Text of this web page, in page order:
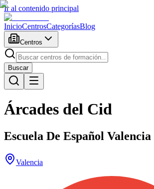
Ir al contenido principal
InicioCentrosCategoríasBlog
Centros
Buscar
Árcades del Cid
Escuela De Español Valencia
Valencia